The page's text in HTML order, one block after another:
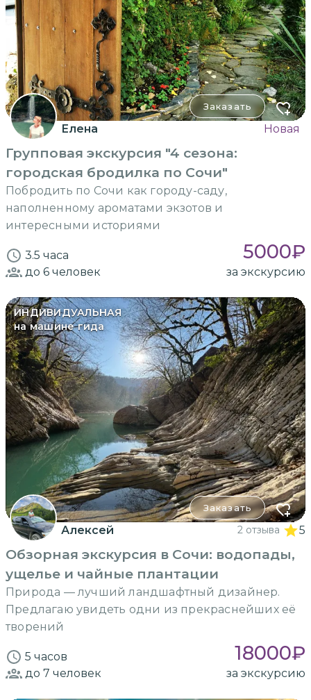
Заказать
Елена Новая
Групповая экскурсия "4 сезона:
городская бродилка по Сочи"
Побродить по Сочи как городу-саду,
наполненному ароматами экзотов и
интересными историями
3.5 часа 5000₽
до 6 человек за экскурсию
ИНДИВИДУАЛЬНАЯ
на машине гида
Заказать
Алексей 2 отзыва 5
Обзорная экскурсия в Сочи: водопады,
ущелье и чайные плантации
Природа — лучший ландшафтный дизайнер.
Предлагаю увидеть одни из прекраснейших её
творений
5 часов 18000₽
до 7 человек за экскурсию